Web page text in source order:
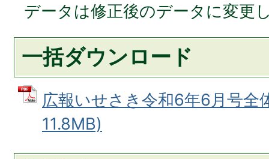
データは修正後のデータに変更
一括ダウンロード
広報いせさき令和6年6月号全
11.8MB)